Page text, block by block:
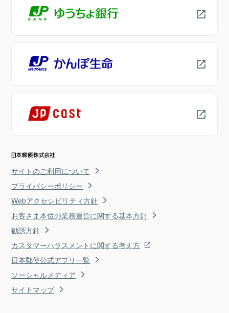
サイトのご利用について
プライバシーポリシー
Webアクセシビリティ方針
お客さま本位の業務運営に関する基本方針
勧誘方針
カスタマーハラスメントに関する考え方
日本郵便公式アプリ一覧
ソーシャルメディア
サイトマップ